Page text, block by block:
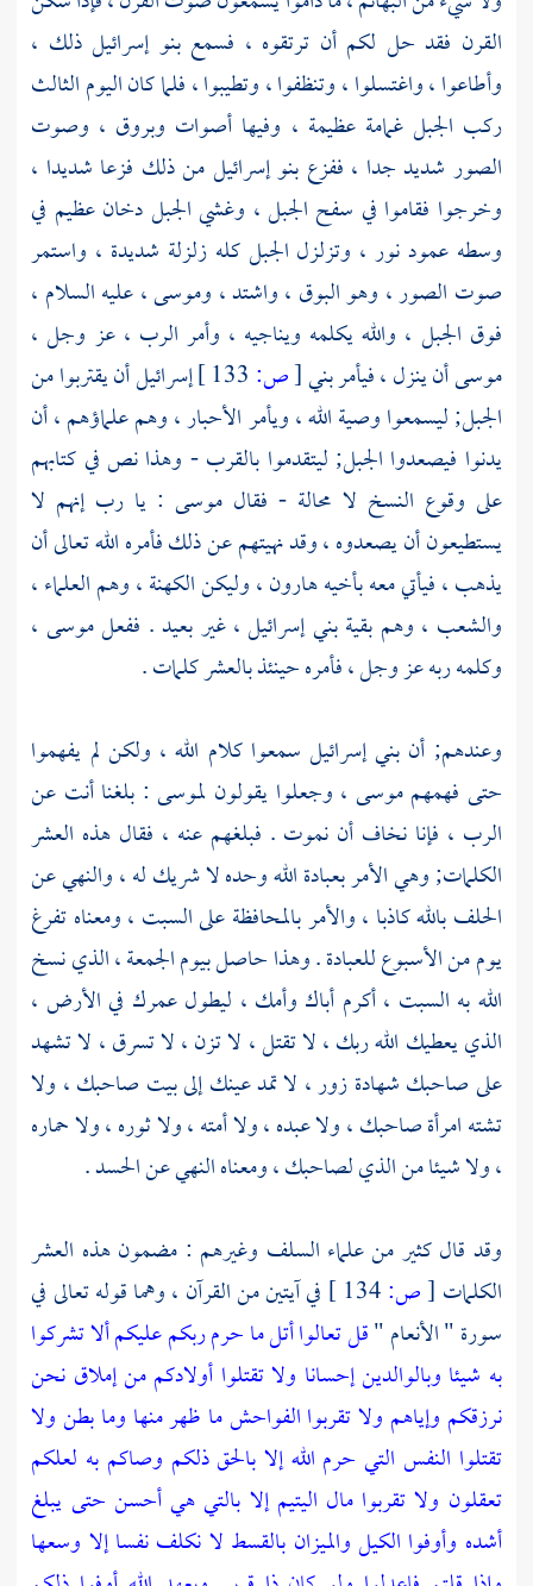
القرن فقد حل لكم أن ترتقوه ، فسمعبنو إسرائيلذلك ،
وأطاعوا ، واغتسلوا ، وتنظفوا ، وتطيبوا ، فلما كان اليوم الثالث
ركب الجبل غمامة عظيمة ، وفيها أصوات وبروق ، وصوت
الصور شديد جدا ، ففزع بنو إسرائيلمن ذلك فزعا شديدا ،
وخرجوا فقاموا في سفح الجبل ، وغشي الجبل دخان عظيم في
وسطه عمود نور ، وتزلزل الجبل كله زلزلة شديدة ، واستمر
صوت الصور ، وهو البوق ، واشتد ، وموسى، عليه السلام ،
فوق الجبل ، والله يكلمه ويناجيه ، وأمر الرب ، عز وجل ،
موسىأن ينزل ، فيأمربني[ص: إسرائيلأن يقتربوا من
الجبل; ليسمعوا وصية الله ، ويأمر الأحبار ، وهم علماؤهم ، أن
يدنوا فيصعدوا الجبل; ليتقدموا بالقرب - وهذا نص في كتابهم
على وقوع النسخ لا محالة - فقال موسى : يا رب إنهم لا
يستطيعون أن يصعدوه ، وقد نهيتهم عن ذلك فأمره الله تعالى أن
يذهب ، فيأتي معه بأخيههارون، وليكن الكهنة ، وهم العلماء ،
والشعب ، وهم بقيةبني إسرائيل ،غير بعيد . ففعلموسى ،
وكلمه ربه عز وجل ، فأمره حينئذ بالعشر كلمات .
وعندهم; أن بني إسرائيل سمعوا كلام الله ، ولكن لم يفهموا
حتى فهمهمموسى ، وجعلوا يقولون لموسى : بلغنا أنت عن
الرب ، فإنا نخاف أن نموت . فبلغهم عنه ، فقال هذه العشر
الكلمات; وهي الأمر بعبادة الله وحده لا شريك له ، والنهي عن
الحلف بالله كاذبا ، والأمر بالمحافظة على السبت ، ومعناه تفرغ
يوم من الأسبوع للعبادة . وهذا حاصل بيوم الجمعة ، الذي نسخ
الله به السبت ، أكرم أباك وأمك ، ليطول عمرك في الأرض ،
الذي يعطيك الله ربك ، لا تقتل ، لا تزن ، لا تسرق ، لا تشهد
على صاحبك شهادة زور ، لا تمد عينك إلى بيت صاحبك ، ولا
تشته امرأة صاحبك ، ولا عبده ، ولا أمته ، ولا ثوره ، ولا حماره
، ولا شيئا من الذي لصاحبك ، ومعناه النهي عن الحسد .
وقد قال كثير من علماء السلف وغيرهم : مضمون هذه العشر
الكلمات [ص:
في آيتين من القرآن ، وهما قوله تعالى في
سورة " الأنعام "قل تعالوا أتل ما حرم ربكم عليكم ألا تشركوا
به شيئا وبالوالدين إحسانا ولا تقتلوا أولادكم من إملاق نحن
نرزقكم وإياهم ولا تقربوا الفواحش ما ظهر منها وما بطن ولا
تقتلوا النفس التي حرم الله إلا بالحق ذلكم وصاكم به لعلكم
تعقلون ولا تقربوا مال اليتيم إلا بالتي هي أحسن حتى يبلغ
أشده وأوفوا الكيل والميزان بالقسط لا نكلف نفسا إلا وسعها